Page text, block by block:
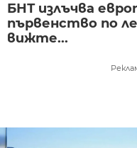
БНТ излъчва
първенство по
вижте...